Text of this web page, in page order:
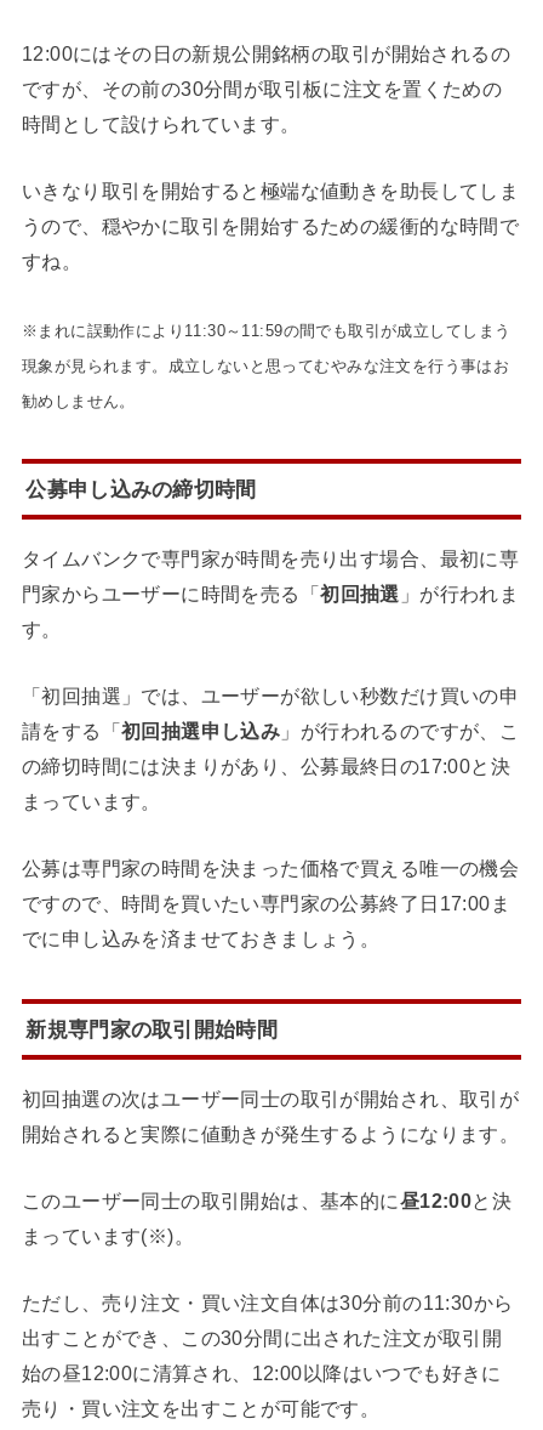
12:00にはその日の新規公開銘柄の取引が開始されるの
ですが、その前の30分間が取引板に注文を置くための
時間として設けられています。
いきなり取引を開始すると極端な値動きを助長してしま
うので、穏やかに取引を開始するための緩衝的な時間で
すね。
※まれに誤動作により11:30～11:59の間でも取引が成立してしまう
現象が見られます。成立しないと思ってむやみな注文を行う事はお
勧めしません。
公募申し込みの締切時間
タイムバンクで専門家が時間を売り出す場合、最初に専
門家からユーザーに時間を売る「初回抽選 」が行われま
す。
「初回抽選」では、ユーザーが欲しい秒数だけ買いの申
請をする「初回抽選申し込み 」が行われるのですが、こ
の締切時間には決まりがあり、 公募最終日の17:00と決
まっています。
公募は専門家の時間を決まった価格で買える唯一の機会
ですので、時間を買いたい専門家の公募終了日17:00ま
でに申し込みを済ませておきましょう。
新規専門家の取引開始時間
初回抽選の次はユーザー同士の取引が開始され、取引が
開始されると実際に値動きが発生するようになります。
このユーザー同士の取引開始は、基本的に昼12:00と決
まっています(※)。
ただし、売り注文・買い注文自体は30分前の11:30から
出すことができ、この30分間に出された注文が取引開
始の昼12:00に清算され、12:00以降はいつでも好きに
売り・買い注文を出すことが可能です。